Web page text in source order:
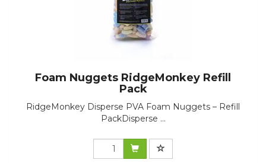
Foam Nuggets RidgeMonkey Refill
Pack
RidgeMonkey Disperse PVA Foam Nuggets – Refill
PackDisperse ...